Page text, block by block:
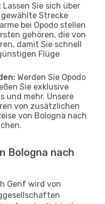
Lassen Sie sich über
Strecke
bei Opodo stellen
gehören, die von
damit Sie schnell
Flüge
Werden Sie Opodo
Sie exklusive
und mehr. Unsere
von zusätzlichen
von Bologna nach
Bologna nach
Genf wird von